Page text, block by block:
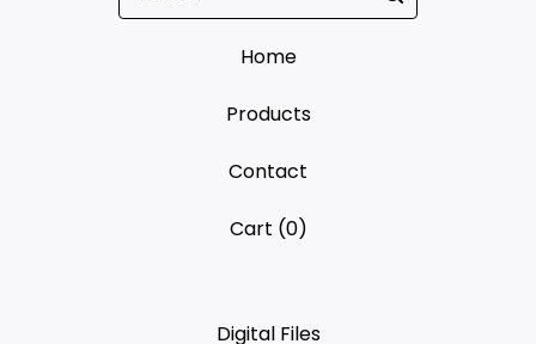
Home
Products
Contact
Cart (0)
Digital Files